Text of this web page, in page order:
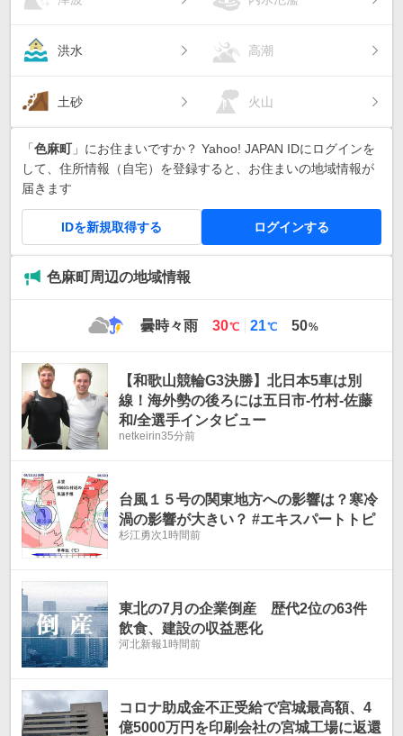
洪水 高潮
土砂 火山
「色麻町」にお住まいですか？ Yahoo! JAPAN IDにログインを
して、住所情報（自宅）を登録すると、お住まいの地域情報が
届きます
IDを新規取得する ログインする
色麻町周辺の地域情報
曇時々雨
最
温
30℃
最
温
21℃ 50%
【和歌山競輪G3決勝】北日本5車は別
線！海外勢の後ろには五日市-竹村-佐藤
和/全選手インタビュー
netkeirin35分前
台風１５号の関東地方への影響は？寒冷
渦の影響が大きい？ #エキスパートトピ
杉江勇次1時間前
東北の7月の企業倒産 歴代2位の63件
飲食、建設の収益悪化
河北新報1時間前
コロナ助成金不正受給で宮城最高額、4
億5000万円を印刷会社の宮城工場に返還